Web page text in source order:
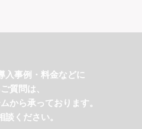
入事例・料金などに
質問は、
から承っております。
談ください。